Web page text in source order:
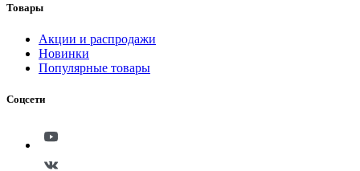
Товары
Акции и распродажи
Новинки
Популярные товары
Соцсети